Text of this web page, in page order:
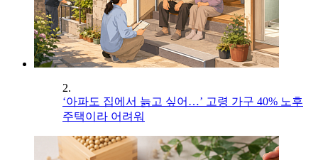
2.
‘아파도 집에서 늙고 싶어…’ 고령 가구 40% 노후
주택이라 어려워